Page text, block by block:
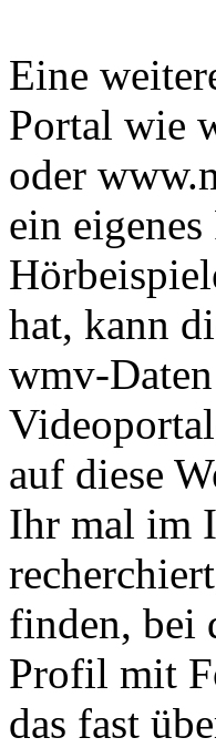
Eine
Portal wie
oder
ein
hat, kann
wmv-
auf diese
Ihr mal im
finden, bei
Profil mit
das fast